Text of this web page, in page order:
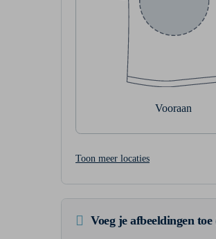
Vooraan
Toon meer locaties
Voeg je afbeeldingen